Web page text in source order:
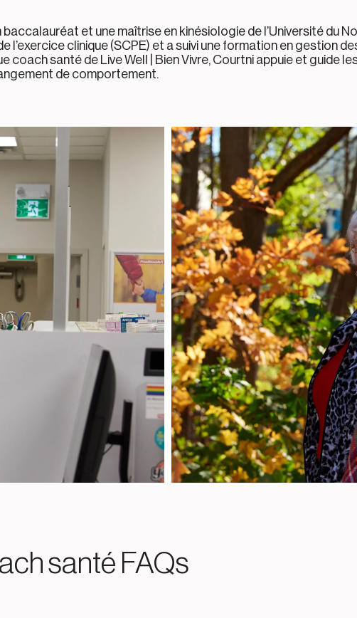
et une maîtrise en kinésiologie de l’Université du
l’exercice clinique (SCPE) et a suivi une formation en gestion
coach santé de Live Well | Bien Vivre, Courtni appuie et guide
de comportement.
santé FAQs